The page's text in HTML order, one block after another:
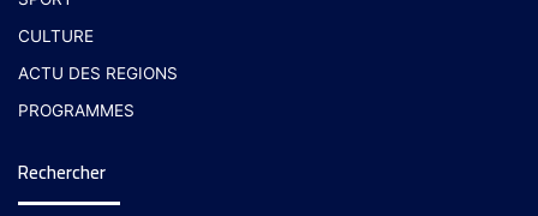
CULTURE
ACTU DES REGIONS
PROGRAMMES
Rechercher